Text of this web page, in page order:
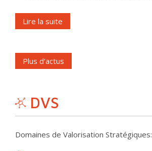
Lire la suite
Plus d'actus
DVS
Domaines de Valorisation Stratégiques: